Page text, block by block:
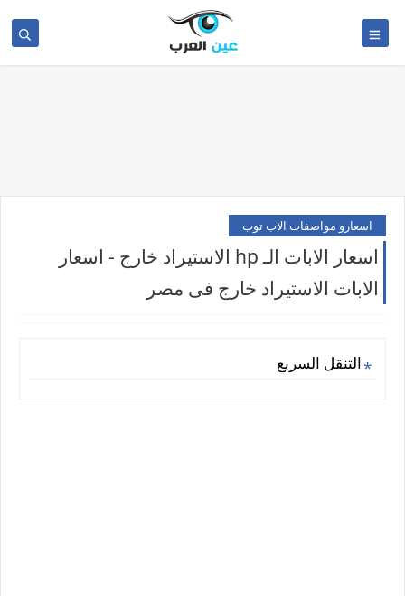
اسعارو مواصفات الاب توب
اسعار الابات الـ hp الاستيراد خارج - اسعار
الابات الاستيراد خارج فى مصر
التنقل السريع